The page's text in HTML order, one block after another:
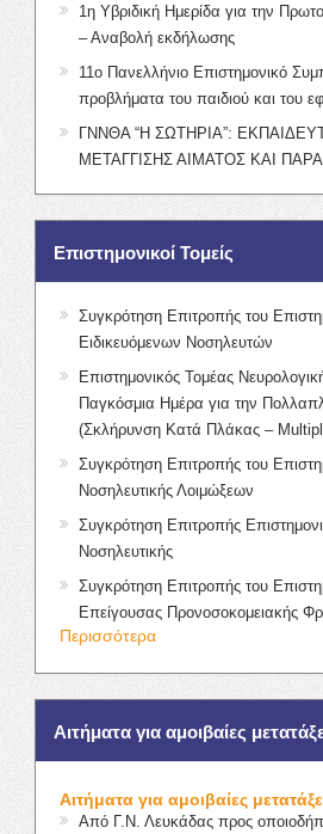
1η Υβριδική Ημερίδα για την
– Αναβολή εκδήλωσης
11ο Πανελλήνιο Επιστημονικό
προβλήματα του παιδιού και του
ΓΝΝΘΑ “Η ΣΩΤΗΡΙΑ”:
ΜΕΤΑΓΓΙΣΗΣ ΑΙΜΑΤΟΣ ΚΑΙ
Επιστημονικοί Τομείς
Συγκρότηση Επιτροπής του
Ειδικευόμενων Νοσηλευτών
Επιστημονικός Τομέας
Παγκόσμια Ημέρα για την
(Σκλήρυνση Κατά Πλάκας –
Συγκρότηση Επιτροπής του
Νοσηλευτικής Λοιμώξεων
Συγκρότηση Επιτροπής
Νοσηλευτικής
Συγκρότηση Επιτροπής του
Επείγουσας Προνοσοκομειακής
Περισσότερα
Αιτήματα για αμοιβαίες
Αιτήματα για αμοιβαίες
Από Γ.Ν. Λευκάδας προς